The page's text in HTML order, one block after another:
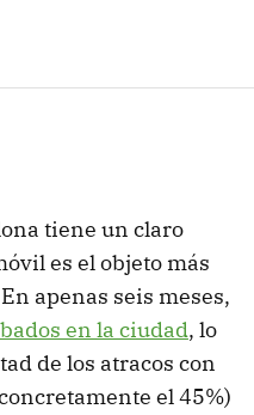
tiene un claro
es el objeto más
apenas seis meses,
en la ciudad, lo
de los atracos con
el 45%)